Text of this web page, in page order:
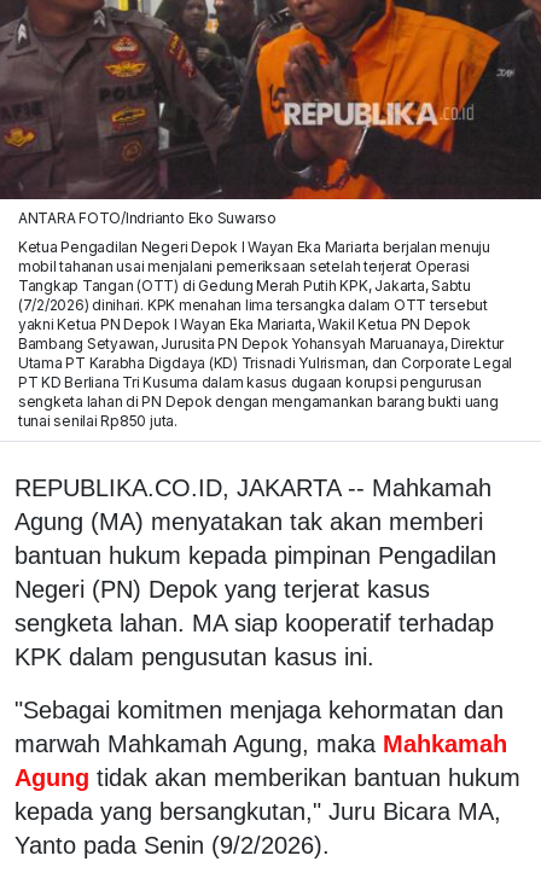
ANTARA FOTO/Indrianto Eko Suwarso
Ketua Pengadilan Negeri Depok I Wayan Eka Mariarta berjalan menuju
mobil tahanan usai menjalani pemeriksaan setelah terjerat Operasi
Tangkap Tangan (OTT) di Gedung Merah Putih KPK, Jakarta, Sabtu
(7/2/2026) dinihari. KPK menahan lima tersangka dalam OTT tersebut
yakni Ketua PN Depok I Wayan Eka Mariarta, Wakil Ketua PN Depok
Bambang Setyawan, Jurusita PN Depok Yohansyah Maruanaya, Direktur
Utama PT Karabha Digdaya (KD) Trisnadi Yulrisman, dan Corporate Legal
PT KD Berliana Tri Kusuma dalam kasus dugaan korupsi pengurusan
sengketa lahan di PN Depok dengan mengamankan barang bukti uang
tunai senilai Rp850 juta.
REPUBLIKA.CO.ID, JAKARTA -- Mahkamah
Agung (MA) menyatakan tak akan memberi
bantuan hukum kepada pimpinan Pengadilan
Negeri (PN) Depok yang terjerat kasus
sengketa lahan. MA siap kooperatif terhadap
KPK dalam pengusutan kasus ini.
"Sebagai komitmen menjaga kehormatan dan
marwah Mahkamah Agung, maka Mahkamah
Agung tidak akan memberikan bantuan hukum
kepada yang bersangkutan," Juru Bicara MA,
Yanto pada Senin (9/2/2026).